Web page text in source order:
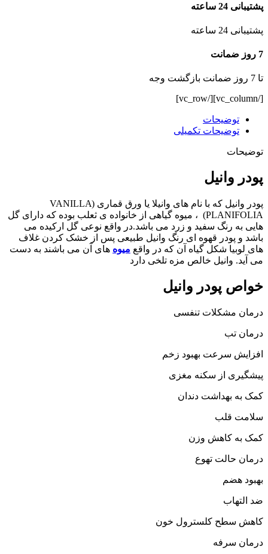
پشتیبانی 24 ساعته
پشتیبانی 24 ساعته
7 روز ضمانت
تا 7 روز ضمانت بازگشت وجه
[/vc_column][/vc_row]
توضیحات
توضیحات تکمیلی
توضیحات
پودر وانیل
پودر وانیل که با نام های وانیلا یا ورق قماری (VANILLA
PLANIFOLIA) ، میوه گیاهی از خانواده ی ثعلب بوده که دارای گل
هایی به رنگ سفید و زرد می باشد.در واقع نوعی گل ارکیده می
باشد و پودر قهوه ای رنگ وانیل طبیعی پس از خشک کردن غلاف
های لوبیا شکل گیاه آن که در واقع میوه های آن می باشند به دست
می آید. وانیل خالص مزه تلخی دارد
خواص پودر وانیل
درمان مشکلات تنفسی
درمان تب
افزایش سرعت بهبود زخم
پیشگیری از سکنه مغزی
کمک به بهداشت دندان
سلامت قلب
کمک به کاهش وزن
درمان حالت تهوع
بهبود هضم
ضد التهاب
کاهش سطح کلسترول خون
درمان سرفه